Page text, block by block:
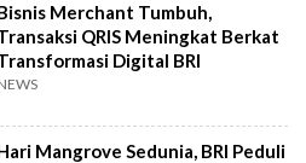
Merchant Tumbuh,
QRIS Meningkat Berkat
Digital BRI
Mangrove Sedunia, BRI Peduli